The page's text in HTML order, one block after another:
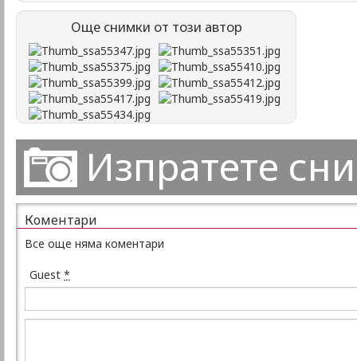
Още снимки от този автор
Изпратете
Коментари
Все още няма коментари
Guest *